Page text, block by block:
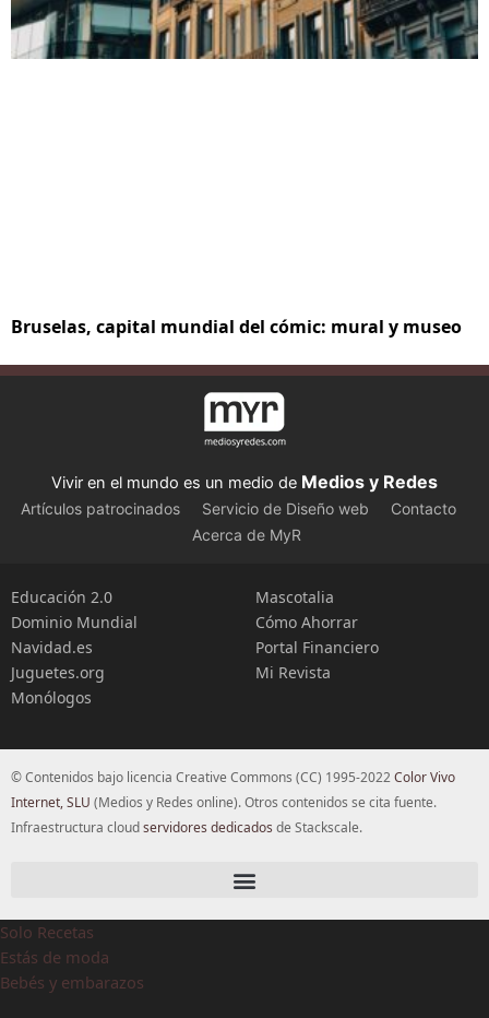
Bruselas, capital mundial del cómic: mural y museo
Vivir en el mundo es un medio de Medios y Redes
Artículos patrocinados Servicio de Diseño web
Contacto
Acerca de MyR
Educación 2.0
Dominio Mundial
Navidad.es
Juguetes.org
Monólogos
Mascotalia
Cómo Ahorrar
Portal Financiero
Mi Revista
© Contenidos bajo licencia Creative Commons (CC) 1995-2022Color Vivo
Internet, SLU (Medios y Redes online). Otros contenidos se cita fuente.
Infraestructura cloudservidores dedicados de Stackscale.
Solo Recetas
Estás de moda
Bebés y embarazos